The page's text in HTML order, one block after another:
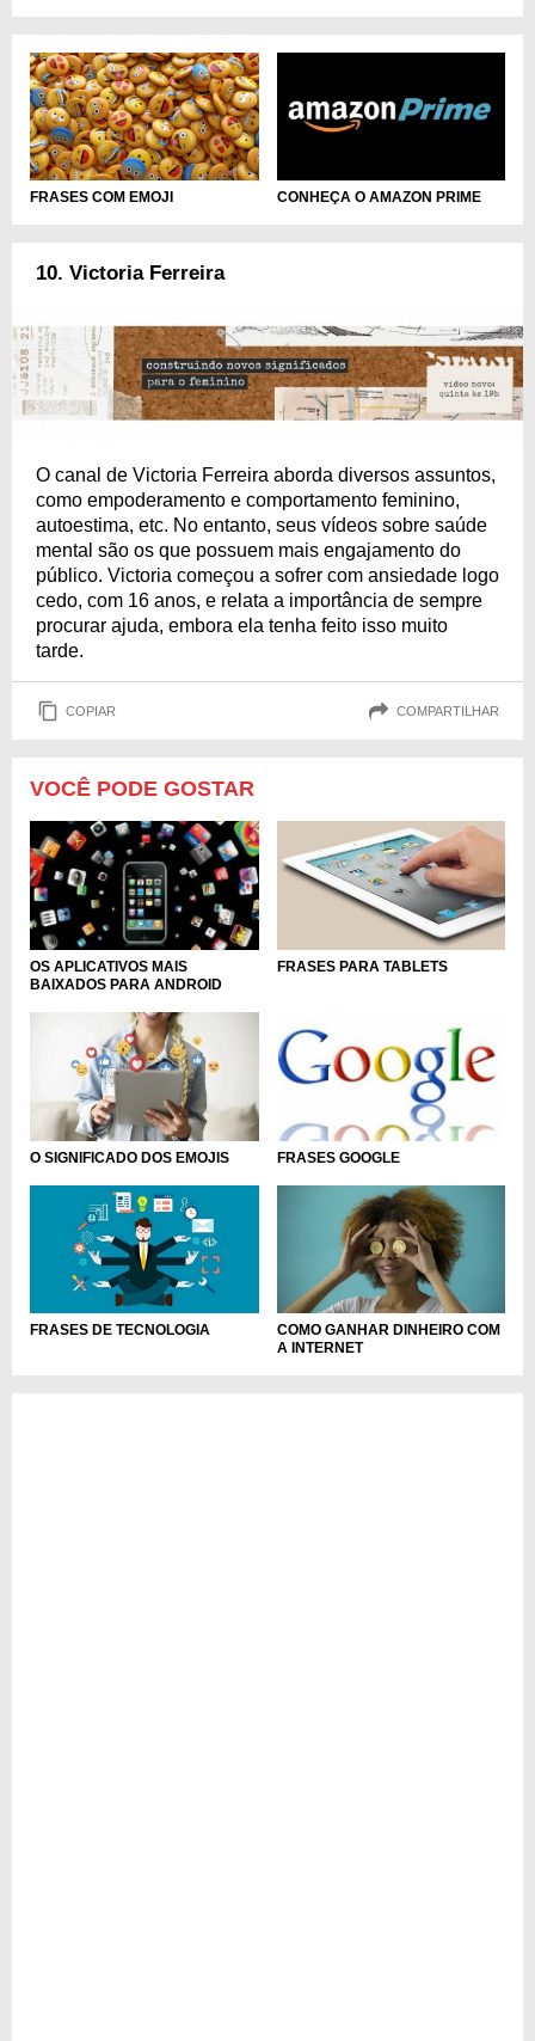
FRASES COM EMOJI CONHEÇA O AMAZON PRIME
10. Victoria Ferreira
O canal de Victoria Ferreira aborda diversos assuntos,
como empoderamento e comportamento feminino,
autoestima, etc. No entanto, seus vídeos sobre saúde
mental são os que possuem mais engajamento do
público. Victoria começou a sofrer com ansiedade logo
cedo, com 16 anos, e relata a importância de sempre
procurar ajuda, embora ela tenha feito isso muito
tarde.
COPIAR COMPARTILHAR
VOCÊ PODE GOSTAR
OS APLICATIVOS MAIS
BAIXADOS PARA ANDROID
FRASES PARA TABLETS
O SIGNIFICADO DOS EMOJIS FRASES GOOGLE
FRASES DE TECNOLOGIA
COMO GANHAR DINHEIRO COM
A INTERNET